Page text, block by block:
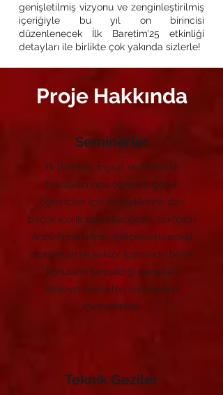
genişletilmiş vizyonu ve zenginleştirilmiş
içeriğiyle bu yıl on birincisi
düzenlenecek İlk Baretim’25 etkinliği
detayları ile birlikte çok yakında sizlerle!
Proje Hakkında
Seminerler
İlk Baretim, İnşaat ve Mimarlık
Fakültelerinde öğrenim gören
öğrenciler için mesleklerine dair
birçok içerik bulabilecekleri, sektörün
öncü firmalarının gerçekleştireceği
oturumları ve sektör içerisinde belirli
konuların tartışıldığı panelleri
dinleyebilecekleri seminerleri
içermektedir.
Teknik Geziler